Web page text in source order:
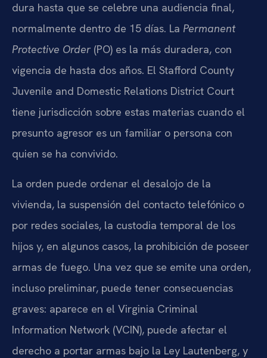
dura hasta que se celebre una audiencia final,
normalmente dentro de 15 días. La Permanent
Protective Order(PO) es la más duradera, con
vigencia de hasta dos años. El Stafford County
Juvenile and Domestic Relations District Court
tiene jurisdicción sobre estas materias cuando el
presunto agresor es un familiar o persona con
quien se ha convivido.
La orden puede ordenar el desalojo de la
vivienda, la suspensión del contacto telefónico o
por redes sociales, la custodia temporal de los
hijos y, en algunos casos, la prohibición de poseer
armas de fuego. Una vez que se emite una orden,
incluso preliminar, puede tener consecuencias
graves: aparece en el Virginia Criminal
Information Network (VCIN), puede afectar el
derecho a portar armas bajo la Ley Lautenberg, y